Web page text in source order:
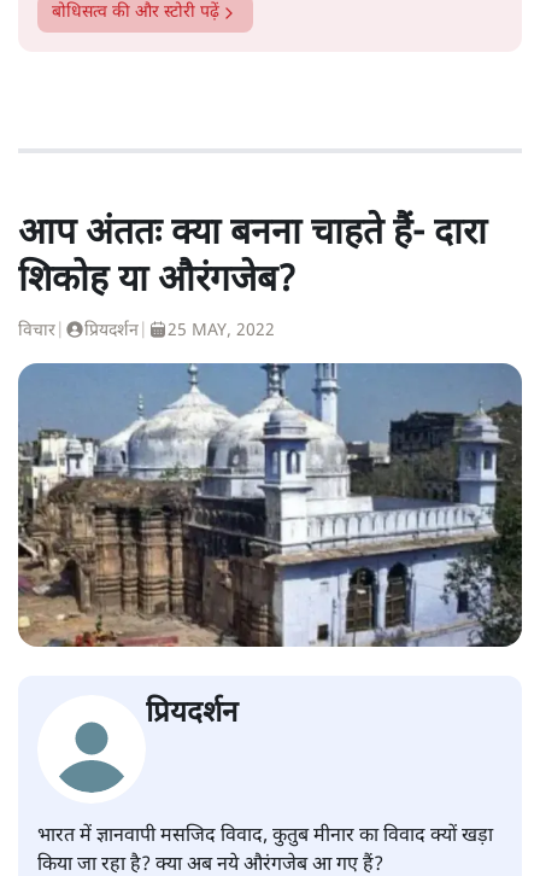
बोधिसत्व की और स्टोरी पढ़ें
आप अंततः क्या बनना चाहते हैं- दारा
शिकोह या औरंगजेब?
विचार प्रियदर्शन 25 MAY, 2022
प्रियदर्शन
भारत में ज्ञानवापी मसजिद विवाद, कुतुब मीनार का विवाद क्यों खड़ा
किया जा रहा है? क्या अब नये औरंगजेब आ गए हैं?